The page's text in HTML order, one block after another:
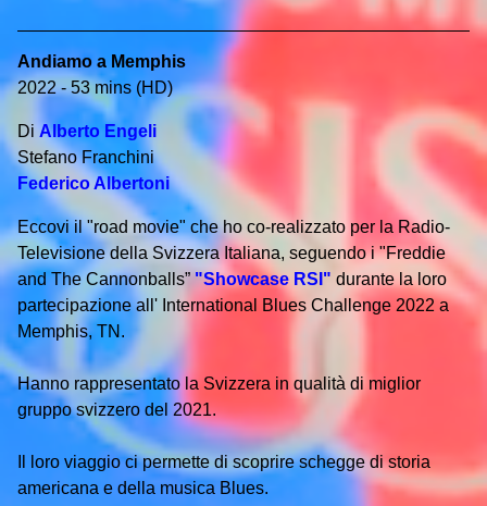
Andiamo a Memphis
2022 - 53 mins (HD)
Di Alberto Engeli
Stefano Franchini
Federico Albertoni
Eccovi il "road movie" che ho co-realizzato per la Radio-
Televisione della Svizzera Italiana, seguendo i "Freddie
and The Cannonballs” "Showcase RSI" durante la loro
partecipazione all' International Blues Challenge 2022 a
Memphis, TN.
Hanno rappresentato la Svizzera in qualità di miglior
gruppo svizzero del 2021.
Il loro viaggio ci permette di scoprire schegge di storia
americana e della musica Blues.